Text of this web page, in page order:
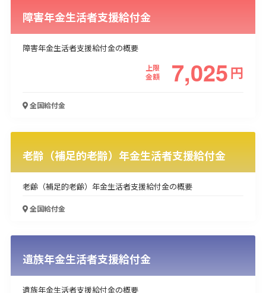
障害年金生活者支援給付金
障害年金生活者支援給付金の概要
上限
金額
7,025円
全国給付金
老齢（補足的老齢）年金生活者支援給付金
老齢（補足的老齢）年金生活者支援給付金の概要
全国給付金
遺族年金生活者支援給付金
遺族年金生活者支援給付金の概要